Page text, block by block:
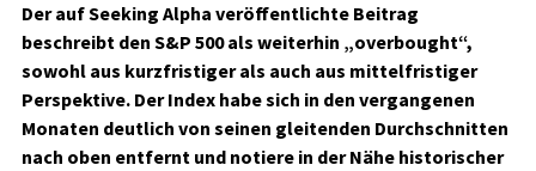
Der auf Seeking Alpha veröffentlichte Beitrag
beschreibt den S&P 500 als weiterhin „overbought“,
sowohl aus kurzfristiger als auch aus mittelfristiger
Perspektive. Der Index habe sich in den vergangenen
Monaten deutlich von seinen gleitenden Durchschnitten
nach oben entfernt und notiere in der Nähe historischer